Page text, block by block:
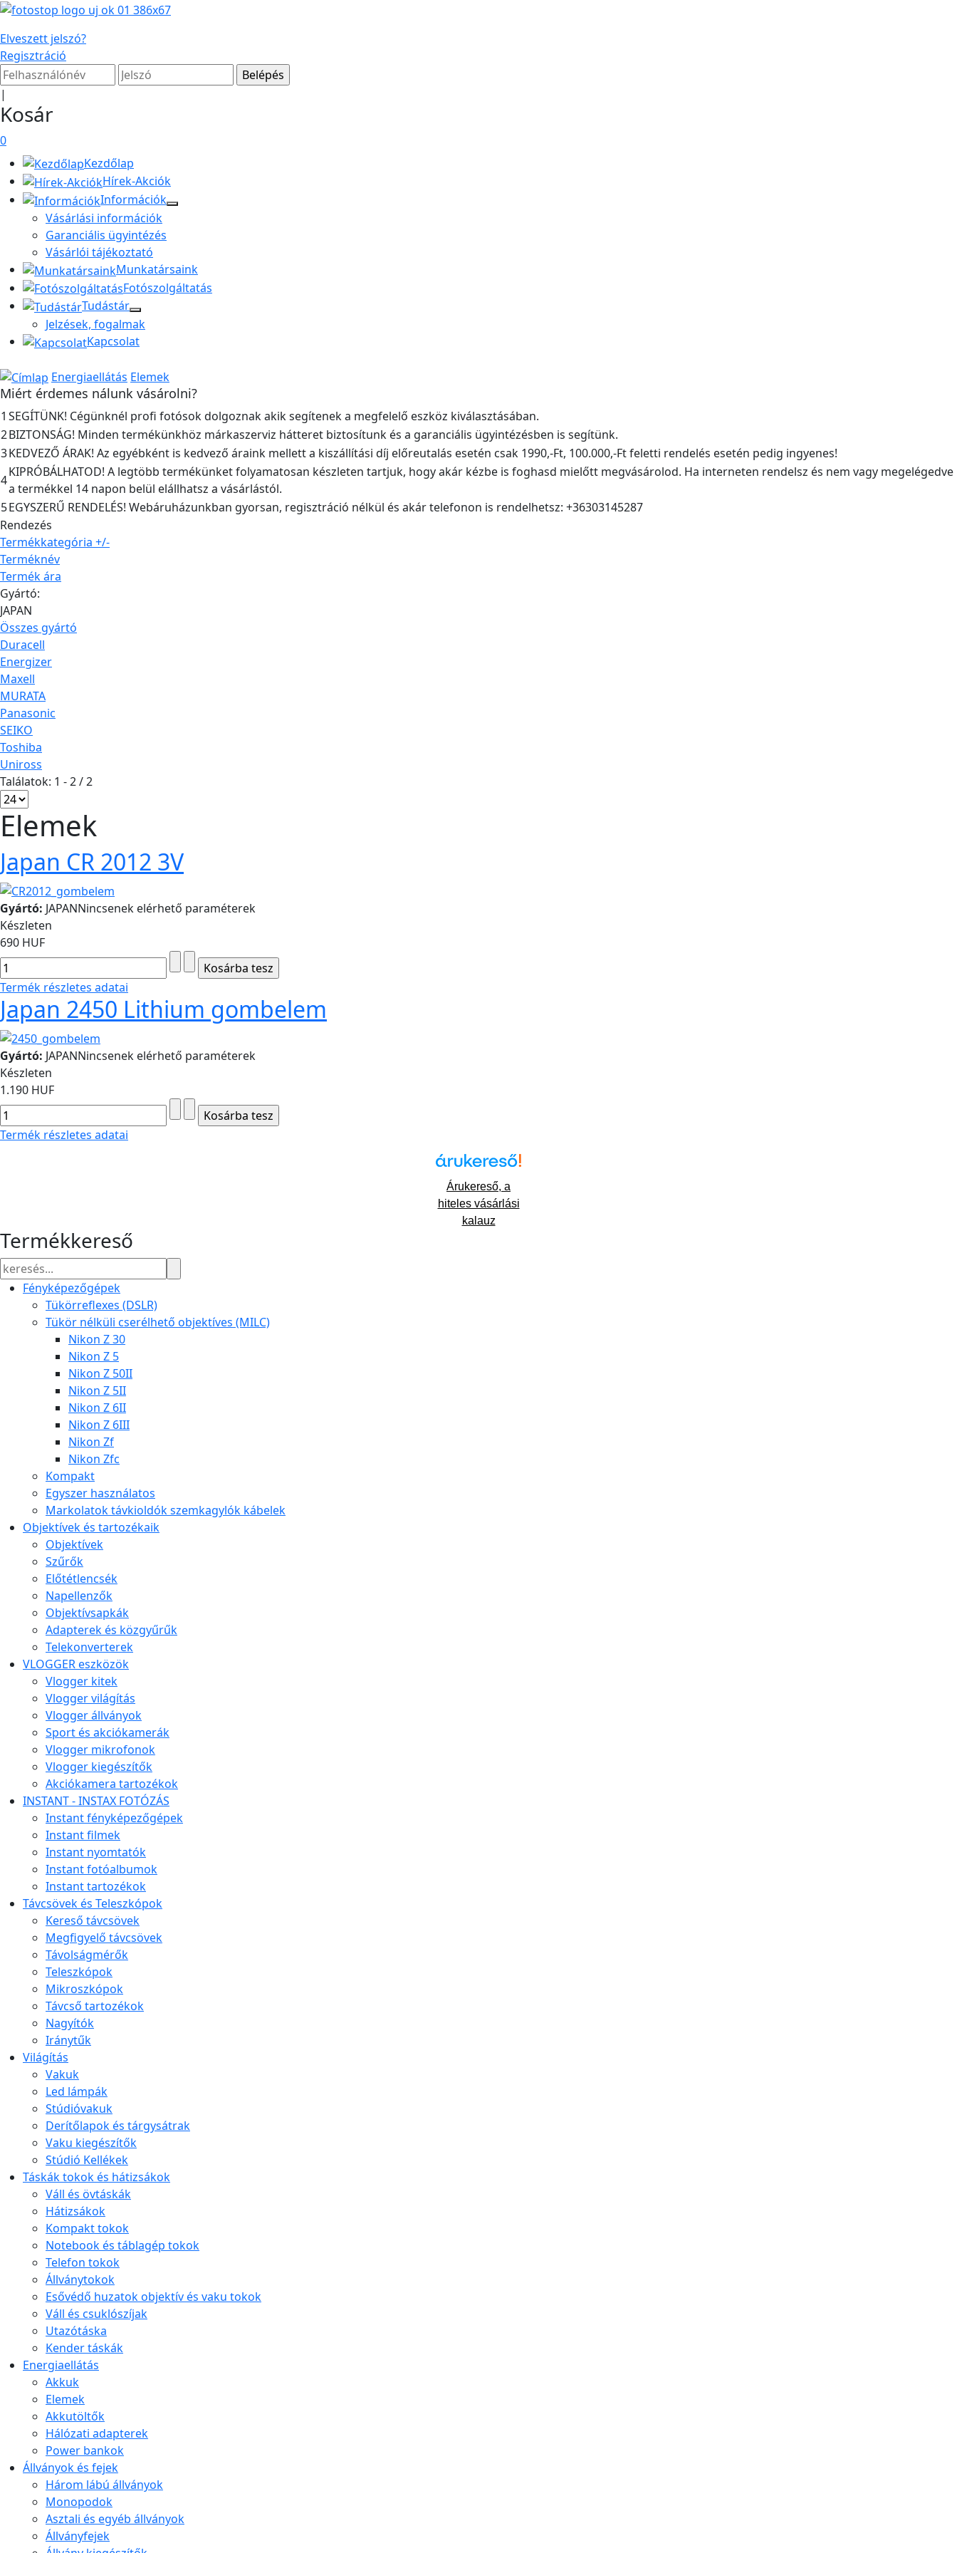
Elveszett jelszó?
Regisztráció
|
Kosár
0
Kezdőlap
Hírek-Akciók
Információk
Vásárlási információk
Garanciális ügyintézés
Vásárlói tájékoztató
Munkatársaink
Fotószolgáltatás
Tudástár
Jelzések, fogalmak
Kapcsolat
Energiaellátás Elemek
Miért érdemes nálunk vásárolni?
1 SEGÍTÜNK! Cégünknél profi fotósok dolgoznak akik segítenek a megfelelő eszköz kiválasztásában.
2BIZTONSÁG! Minden termékünkhöz márkaszerviz hátteret biztosítunk és a garanciális ügyintézésben is segítünk.
3KEDVEZŐ ÁRAK! Az egyébként is kedvező áraink mellett a kiszállítási díj előreutalás esetén csak 1990,-Ft, 100.000,-Ft feletti rendelés esetén pedig ingyenes!
4
KIPRÓBÁLHATOD! A legtöbb termékünket folyamatosan készleten tartjuk, hogy akár kézbe is foghasd mielőtt megvásárolod. Ha interneten rendelsz és nem vagy megelégedve
a termékkel 14 napon belül elállhatsz a vásárlástól.
5EGYSZERŰ RENDELÉS! Webáruházunkban gyorsan, regisztráció nélkül és akár telefonon is rendelhetsz: +36303145287
Rendezés
Termékkategória +/-
Terméknév
Termék ára
Gyártó:
JAPAN
Összes gyártó
Duracell
Energizer
Maxell
MURATA
Panasonic
SEIKO
Toshiba
Uniross
Találatok: 1 - 2 / 2
Elemek
Japan CR 2012 3V
Gyártó: JAPANNincsenek elérhető paraméterek
Készleten
690 HUF
Termék részletes adatai
Japan 2450 Lithium gombelem
Gyártó: JAPANNincsenek elérhető paraméterek
Készleten
1.190 HUF
Termék részletes adatai
Árukereső, a
hiteles vásárlási
kalauz
Termékkereső
Fényképezőgépek
Tükörreflexes (DSLR)
Tükör nélküli cserélhető objektíves (MILC)
Nikon Z 30
Nikon Z 5
Nikon Z 50II
Nikon Z 5II
Nikon Z 6II
Nikon Z 6III
Nikon Zf
Nikon Zfc
Kompakt
Egyszer használatos
Markolatok távkioldók szemkagylók kábelek
Objektívek és tartozékaik
Objektívek
Szűrők
Előtétlencsék
Napellenzők
Objektívsapkák
Adapterek és közgyűrűk
Telekonverterek
VLOGGER eszközök
Vlogger kitek
Vlogger világítás
Vlogger állványok
Sport és akciókamerák
Vlogger mikrofonok
Vlogger kiegészítők
Akciókamera tartozékok
INSTANT - INSTAX FOTÓZÁS
Instant fényképezőgépek
Instant filmek
Instant nyomtatók
Instant fotóalbumok
Instant tartozékok
Távcsövek és Teleszkópok
Kereső távcsövek
Megfigyelő távcsövek
Távolságmérők
Teleszkópok
Mikroszkópok
Távcső tartozékok
Nagyítók
Iránytűk
Világítás
Vakuk
Led lámpák
Stúdióvakuk
Derítőlapok és tárgysátrak
Vaku kiegészítők
Stúdió Kellékek
Táskák tokok és hátizsákok
Váll és övtáskák
Hátizsákok
Kompakt tokok
Notebook és táblagép tokok
Telefon tokok
Állványtokok
Esővédő huzatok objektív és vaku tokok
Váll és csuklószíjak
Utazótáska
Kender táskák
Energiaellátás
Akkuk
Elemek
Akkutöltők
Hálózati adapterek
Power bankok
Állványok és fejek
Három lábú állványok
Monopodok
Asztali és egyéb állványok
Állványfejek